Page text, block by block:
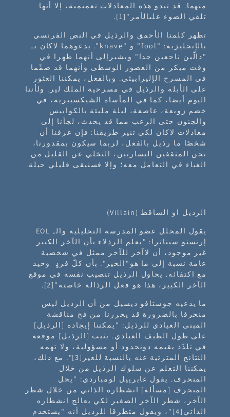
منهما. قد تبدو هذه المعادلات تعميمية، إلا أنها
تلقي الضوء علىالأمر" [1]
.
تظهر كلمتا الأحمق والرذيل في النص الفرنسي
بالإنجليزية: "fool" و "knave". يدعوهما لاكان بـ
"دالّين ناحعين جدا" ويشيرإلى أنهما ظهرا في
وقت مبكر من العصور الوسطى وأنهما قد صمِّما
في المسرح الإليزابيثي. وبالفعل، يمكننا العثور
على الأبله والرذيل في مسرحية الملك لير. ولأننا
اليوم أيضا، كما في المأساة الشيكسبيرية، في
خضم زوبعة، عاصفة، ليلة مليئة بالكوابيس
والجنون حتى الرعب مما قد يحدث، لجأنا إلى
معادلات لاكان لكي تنير طريقنا: فإن عرفنا أن
شخصًا ما رذيل بالفعل، لربما سيكون بمقدورنا،
نحن المثقفين اليساريين، التخلي عن القليل من
الغباء في التعامل معه؛ وإلا فسنبقى قليلي حيلة.
الرذيل او الساقط (Villain)
يقول المحلل عضو المدرسة التحليلية والـ EOL
إرنستو سيناترا: "يعلم الرذلاء بأن الآخر الكبير
غير موجود، أن لاآخر للآخر ممثل في شخصية
عامة نسبة إلى ما هو"الخير". بأن كلّ فردٍ وحيد
مع اكتفائه. يحاول الرذيل تنصيب نفسه في موقع
الآخر الكبير، هذا هو فعل الرذالة خاصته" [2]
.
ما يدعيه جوستافو ديسيل من أن الرذيل ليس
منحرفا بالضرورة قد يحررنا من فخ مناقشة
المبنى العيادي للرذيل: "يمكننا إيجاده [الرذيل]
على طول الطيف العيادي. يثبت [الرذيل] موقعه
في تلذّذ يقيمه دونحدود أو مسؤولية، ولا تهمه
النتائج المترتبة عنه بالنسبة للغير [3]
". مع ذلك،
يمكننا التعلم عن سلوك الرذيل من خلال
المنحرف. يقول غابرييل لومباردي: "يحل
المنحرف [مسألة] انشطاره الذاتي من خلال شطر
الآخر، شطر الآخر الصغير لكي يعالج انشطاره
الذاتي [4] "، ويقول متطرقا للرذيل أنه "يستخدم